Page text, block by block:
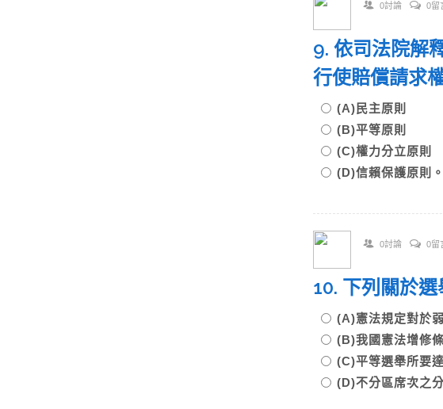
0討論 0留
9. 依司法院解
行使賠償請求
(A)民主原則
(B)平等原則
(C)權力分立原則
(D)信賴保護原則。
0討論 0留
10. 下列關於
(A)憲法規定對於
(B)我國憲法增修
(C)平等選舉所要
(D)不分區席次之